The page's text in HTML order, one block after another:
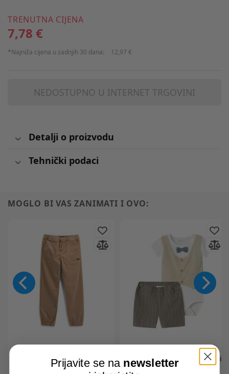
TRENUTNA CIJENA
7,78 €
*Najniža cijena u zadnjih 30 dana: 12,97 €
NEDOSTUPNO U INTERNET TRGOVINI
Detalji o proizvodu
Tehnički podaci
MOGLO BI VAS ZANIMATI I OVO:
ORIGINAL MARINES
DEA2636B hlače
NBMHELMAR komplet 2 djelni
Prijavite se na newsletter